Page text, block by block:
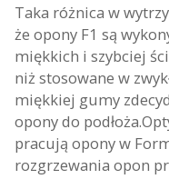
Taka różnica w
że opony F1 są
miękkich i szybciej
niż stosowane w
miękkiej gumy
opony do
pracują opony w
rozgrzewania opon